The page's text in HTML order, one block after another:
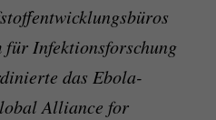
für Infektionsforschung
das Ebola-
Alliance for